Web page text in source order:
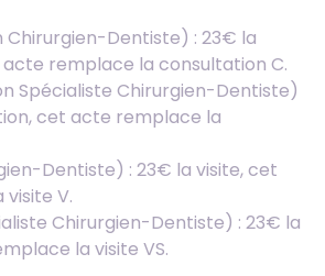
Chirurgien-Dentiste) : 23€ la
remplace la consultation C.
Spécialiste Chirurgien-Dentiste)
cet acte remplace la
Dentiste) : 23€ la visite, cet
V.
Chirurgien-Dentiste) : 23€ la
la visite VS.